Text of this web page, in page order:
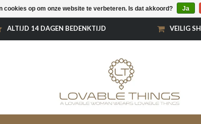
ALTIJD 14 DAGEN BEDENKTIJD VEILIG
cookies op om onze website te verbeteren. Is dat akkoord? Ja